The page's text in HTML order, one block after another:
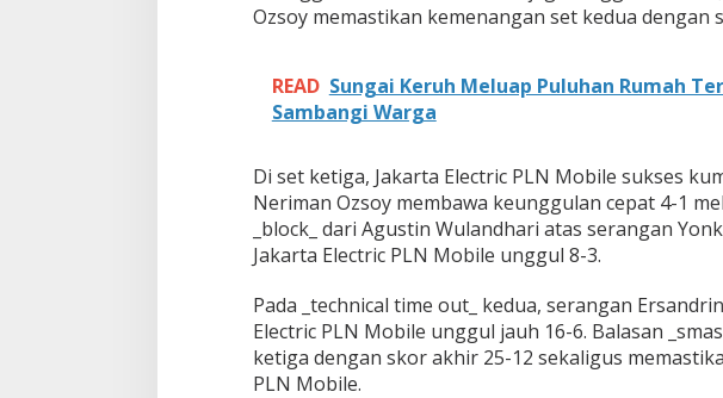
n
y
a
n
k
a
n
Ozsoy memastikan kemenangan set kedua dengan
READ Sungai Keruh Meluap Puluhan Rumah
Sambangi Warga
Di set ketiga, Jakarta Electric PLN Mobile sukses
Neriman Ozsoy membawa keunggulan cepat 4-1
_block_ dari Agustin Wulandhari atas serangan
Jakarta Electric PLN Mobile unggul 8-3.
Pada _technical time out_ kedua, serangan
Electric PLN Mobile unggul jauh 16-6. Balasan
ketiga dengan skor akhir 25-12 sekaligus
PLN Mobile.